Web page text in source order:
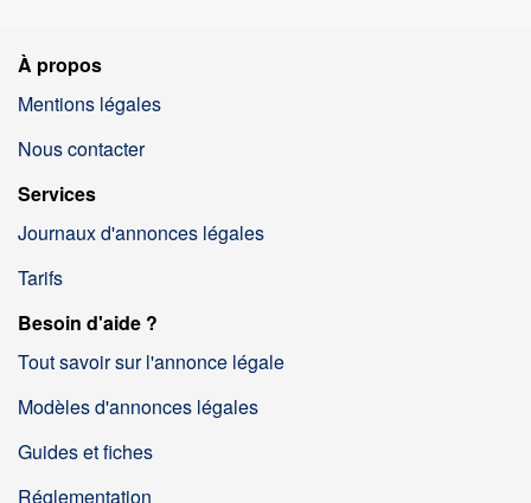
À propos
Mentions légales
Nous contacter
Services
Journaux d'annonces légales
Tarifs
Besoin d'aide ?
Tout savoir sur l'annonce légale
Modèles d'annonces légales
Guides et fiches
Réglementation